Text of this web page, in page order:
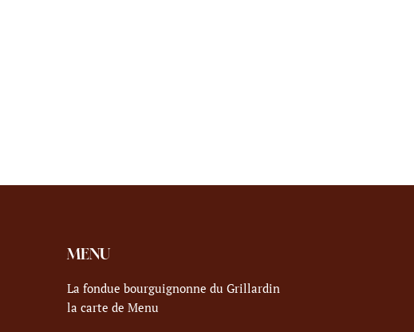
MENU
La fondue bourguignonne du Grillardin
la carte de Menu